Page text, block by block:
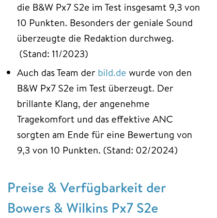
die B&W Px7 S2e im Test insgesamt 9,3 von
10 Punkten. Besonders der geniale Sound
überzeugte die Redaktion durchweg.
(Stand: 11/2023)
Auch das Team der bild.de wurde von den
B&W Px7 S2e im Test überzeugt. Der
brillante Klang, der angenehme
Tragekomfort und das effektive ANC
sorgten am Ende für eine Bewertung von
9,3 von 10 Punkten. (Stand: 02/2024)
Preise & Verfügbarkeit der
Bowers & Wilkins Px7 S2e